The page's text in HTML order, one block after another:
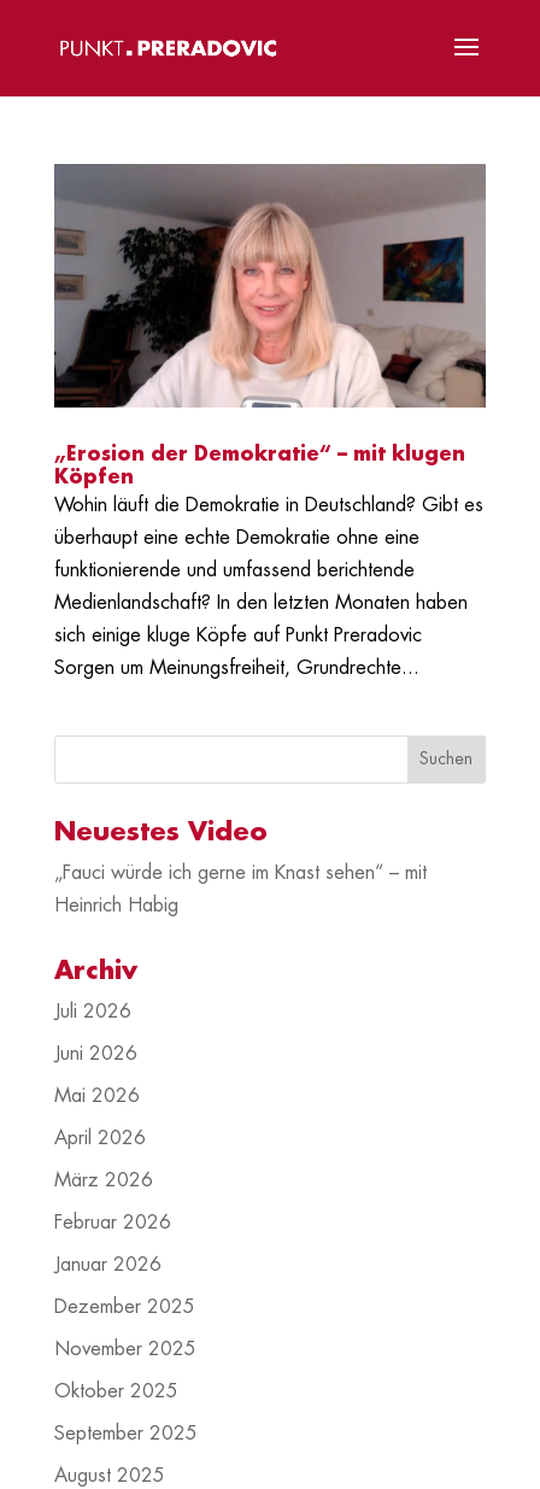
„Erosion der Demokratie“ – mit klugen
Köpfen
Wohin läuft die Demokratie in Deutschland? Gibt es
überhaupt eine echte Demokratie ohne eine
funktionierende und umfassend berichtende
Medienlandschaft? In den letzten Monaten haben
sich einige kluge Köpfe auf Punkt Preradovic
Sorgen um Meinungsfreiheit, Grundrechte...
Neuestes Video
„Fauci würde ich gerne im Knast sehen“ – mit
Heinrich Habig
Archiv
Juli 2026
Juni 2026
Mai 2026
April 2026
März 2026
Februar 2026
Januar 2026
Dezember 2025
November 2025
Oktober 2025
September 2025
August 2025